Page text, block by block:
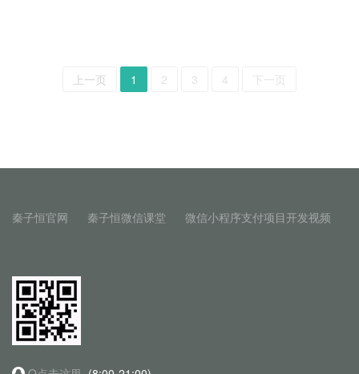
上一页 1 2 3 4 下一页
秦子恒官网 秦子恒微信课堂 微信小程序支付项目开发视频